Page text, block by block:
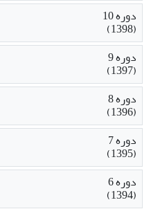
دوره 10
(1398)
دوره 9
(1397)
دوره 8
(1396)
دوره 7
(1395)
دوره 6
(1394)